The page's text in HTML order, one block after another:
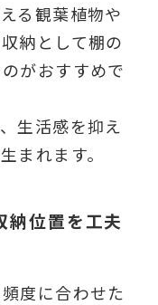
る観葉植物や
納として棚の
がおすすめで
生活感を抑え
まれます。
納位置を工夫
度に合わせた